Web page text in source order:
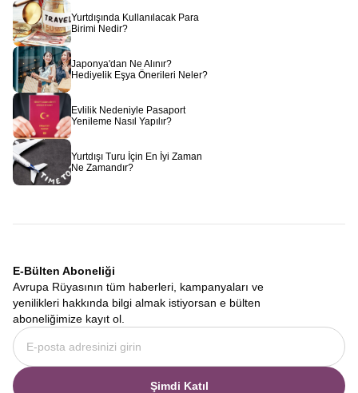
Avrupa Rüyası olarak hazırladığımız bu tur, yalnızca bir yolculuk
değil, duyularınızı besleyen, ruhunuzu dinlendiren, estetik algınızı
genişleten bir deneyimdir.
Turuile Provence köyleri, şarap bağları, lüks sahil kasabaları ve
tarih dolu şehirler. Hepsi aynı programın içinde birleşiyor. Eğer siz
de Akdeniz’in güneşine, Provence’ın lavanta kokulu sokaklarına
ve Rivierası’nın zarafetine dokunmak istiyorsanız doğru
yerdesiniz. Bu masalsı yolculuğu birlikte gerçekleştirmek için
Avrupa Rüyası
Yurtdışında Kullanılacak Para
Birimi Nedir?
Japonya'dan Ne Alınır?
Hediyelik Eşya Önerileri Neler?
Evlilik Nedeniyle Pasaport
Yenileme Nasıl Yapılır?
Yurtdışı Turu İçin En İyi Zaman
Ne Zamandır?
E-Bülten Aboneliği
Avrupa Rüyasının tüm haberleri, kampanyaları ve
yenilikleri hakkında bilgi almak istiyorsan e bülten
aboneliğimize kayıt ol.
Şimdi Katıl